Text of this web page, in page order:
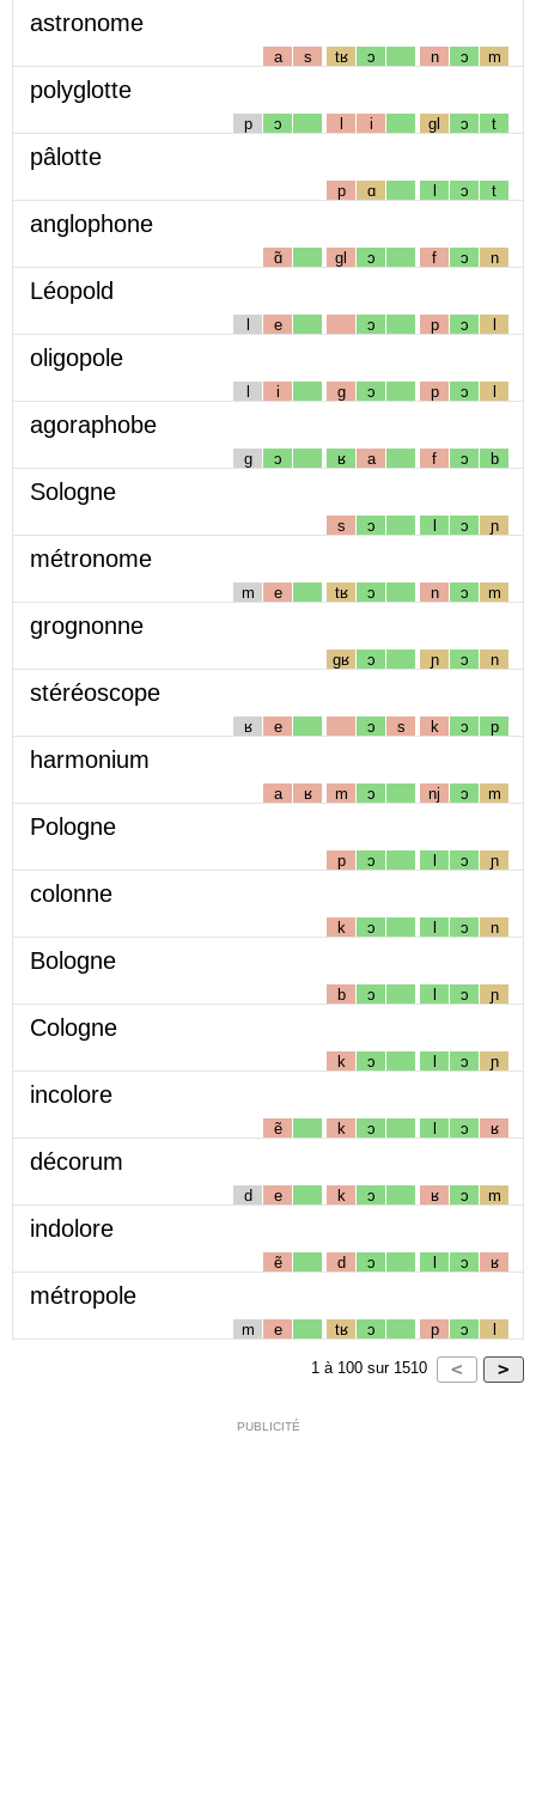
astronome
a s tʁ ɔ n ɔ m
polyglotte
p ɔ l i gl ɔ t
pâlotte
p ɑ l ɔ t
anglophone
ɑ̃ gl ɔ f ɔ n
Léopold
l e ɔ p ɔ l
oligopole
l i g ɔ p ɔ l
agoraphobe
g ɔ ʁ a f ɔ b
Sologne
s ɔ l ɔ ɲ
métronome
m e tʁ ɔ n ɔ m
grognonne
gʁ ɔ ɲ ɔ n
stéréoscope
ʁ e ɔ s k ɔ p
harmonium
a ʁ m ɔ nj ɔ m
Pologne
p ɔ l ɔ ɲ
colonne
k ɔ l ɔ n
Bologne
b ɔ l ɔ ɲ
Cologne
k ɔ l ɔ ɲ
incolore
ẽ k ɔ l ɔ ʁ
décorum
d e k ɔ ʁ ɔ m
indolore
ẽ d ɔ l ɔ ʁ
métropole
m e tʁ ɔ p ɔ l
1 à 100 sur 1510
PUBLICITÉ